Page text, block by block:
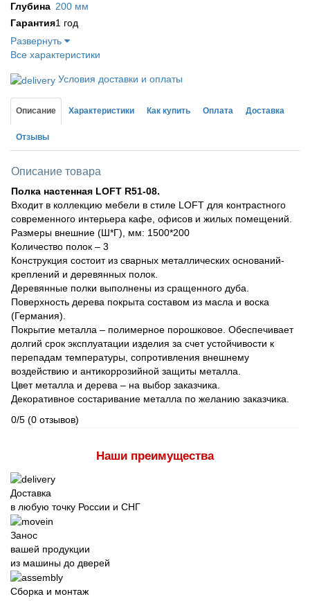
Глубина 200 мм
Гарантия1 год
Развернуть
Все характеристики
Условия доставки и оплаты
Описание Характеристики Как купить Оплата Доставка
Отзывы
Описание товара
Полка настенная LOFT R51-08.
Входит в коллекцию мебели в стиле LOFT для контрастного
современного интерьера кафе, офисов и жилых помещений.
Размеры внешние (Ш*Г), мм: 1500*200
Количество полок – 3
Конструкция состоит из сварных металлических оснований-
креплений и деревянных полок.
Деревянные полки выполнены из сращенного дуба.
Поверхность дерева покрыта составом из масла и воска
(Германия).
Покрытие металла – полимерное порошковое. Обеспечивает
долгий срок эксплуатации изделия за счет устойчивости к
перепадам температуры, сопротивления внешнему
воздействию и антикоррозийной защиты металла.
Цвет металла и дерева – на выбор заказчика.
Декоративное состаривание металла по желанию заказчика.
0/5 (0 отзывов)
Наши преимущества
Доставка
в любую точку России и СНГ
Занос
вашей продукции
из машины до дверей
Сборка и монтаж